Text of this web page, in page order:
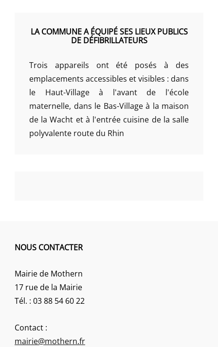
LA COMMUNE A ÉQUIPÉ SES LIEUX PUBLICS
DE DÉFIBRILLATEURS
Trois appareils ont été posés à des
emplacements accessibles et visibles : dans
le Haut-Village à l'avant de l'école
maternelle, dans le Bas-Village à la maison
de la Wacht et à l'entrée cuisine de la salle
polyvalente route du Rhin
NOUS CONTACTER
Mairie de Mothern
17 rue de la Mairie
Tél. : 03 88 54 60 22
Contact :
mairie@mothern.fr